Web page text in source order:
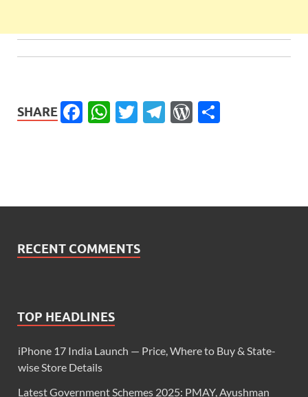
SHARE Facebook
WhatsApp
Twitter
Telegram
WordPress
RECENT COMMENTS
TOP HEADLINES
iPhone 17 India Launch — Price, Where to Buy & State-
wise Store Details
Latest Government Schemes 2025: PMAY, Ayushman